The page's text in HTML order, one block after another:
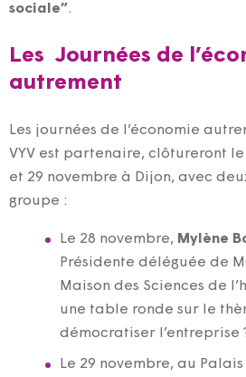
sociale”.
Les Journées de
autrement
Les journées de l’économie
VYV est partenaire, clôtureront le
et 29 novembre à Dijon, avec
groupe :
Le 28 novembre, Mylène
Présidente déléguée de
Maison des Sciences de
une table ronde sur le
démocratiser l’entreprise
Le 29 novembre, au